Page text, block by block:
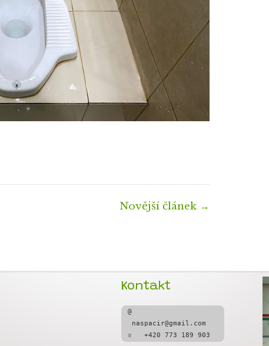
Novější článek →
Kontakt
@
naspacir@gmail.com
☏   +420 773 189 903